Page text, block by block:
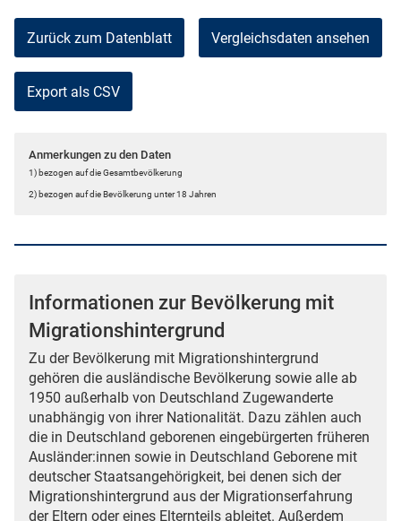
Zurück zum Datenblatt Vergleichsdaten ansehen
Export als CSV
Anmerkungen zu den Daten
1) bezogen auf die Gesamtbevölkerung
2) bezogen auf die Bevölkerung unter 18 Jahren
Informationen zur Bevölkerung mit
Migrationshintergrund
Zu der Bevölkerung mit Migrationshintergrund
gehören die ausländische Bevölkerung sowie alle ab
1950 außerhalb von Deutschland Zugewanderte
unabhängig von ihrer Nationalität. Dazu zählen auch
die in Deutschland geborenen eingebürgerten früheren
Ausländer:innen sowie in Deutschland Geborene mit
deutscher Staatsangehörigkeit, bei denen sich der
Migrationshintergrund aus der Migrationserfahrung
der Eltern oder eines Elternteils ableitet. Außerdem